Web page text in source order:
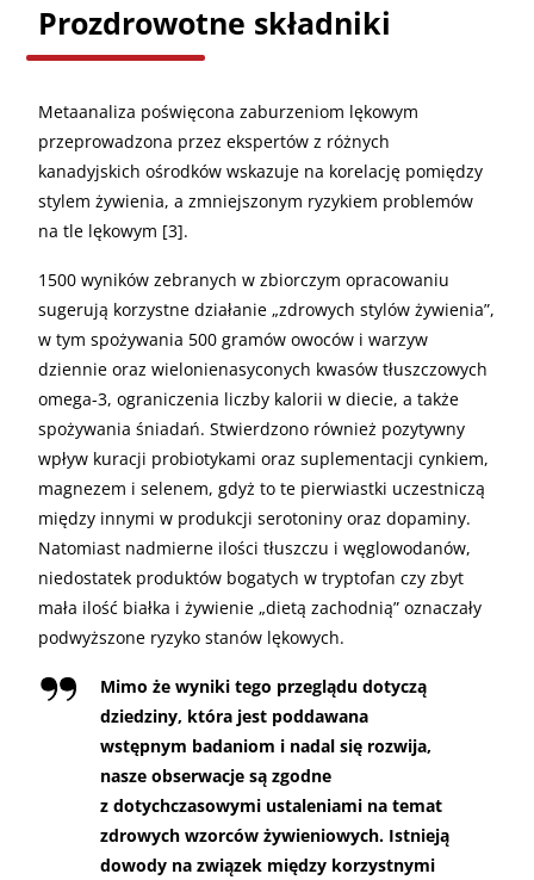
Prozdrowotne składniki
Metaanaliza poświęcona zaburzeniom lękowym
przeprowadzona przez ekspertów z różnych
kanadyjskich ośrodków wskazuje na korelację pomiędzy
stylem żywienia, a zmniejszonym ryzykiem problemów
na tle lękowym [3].
1500 wyników zebranych w zbiorczym opracowaniu
sugerują korzystne działanie „zdrowych stylów żywienia”,
w tym spożywania 500 gramów owoców i warzyw
dziennie oraz wielonienasyconych kwasów tłuszczowych
omega-3, ograniczenia liczby kalorii w diecie, a także
spożywania śniadań. Stwierdzono również pozytywny
wpływ kuracji probiotykami oraz suplementacji cynkiem,
magnezem i selenem, gdyż to te pierwiastki uczestniczą
między innymi w produkcji serotoniny oraz dopaminy.
Natomiast nadmierne ilości tłuszczu i węglowodanów,
niedostatek produktów bogatych w tryptofan czy zbyt
mała ilość białka i żywienie „dietą zachodnią” oznaczały
podwyższone ryzyko stanów lękowych.
Mimo że wyniki tego przeglądu dotyczą
dziedziny, która jest poddawana
wstępnym badaniom i nadal się rozwija,
nasze obserwacje są zgodne
z dotychczasowymi ustaleniami na temat
zdrowych wzorców żywieniowych. Istnieją
dowody na związek między korzystnymi